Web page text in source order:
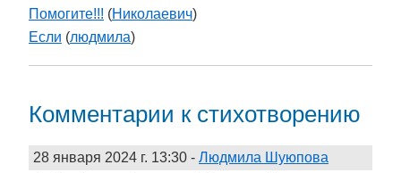
Помогите!!! (Николаевич)
Если (людмила)
Комментарии к стихотворению
28 января 2024 г. 13:30 - Людмила Шуюпова